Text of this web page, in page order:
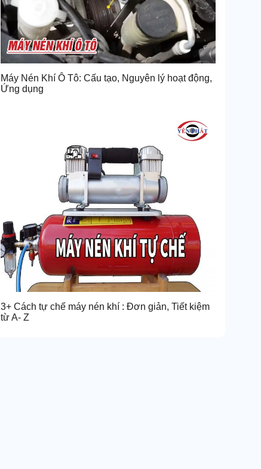
Máy Nén Khí Ô Tô: Cấu tạo, Nguyên lý hoạt động,
Ứng dụng
3+ Cách tự chế máy nén khí : Đơn giản, Tiết kiệm
từ A- Z